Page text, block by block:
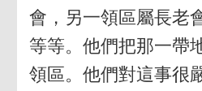
會，另一領區屬長老
等等。他們把那一帶
領區。他們對這事很